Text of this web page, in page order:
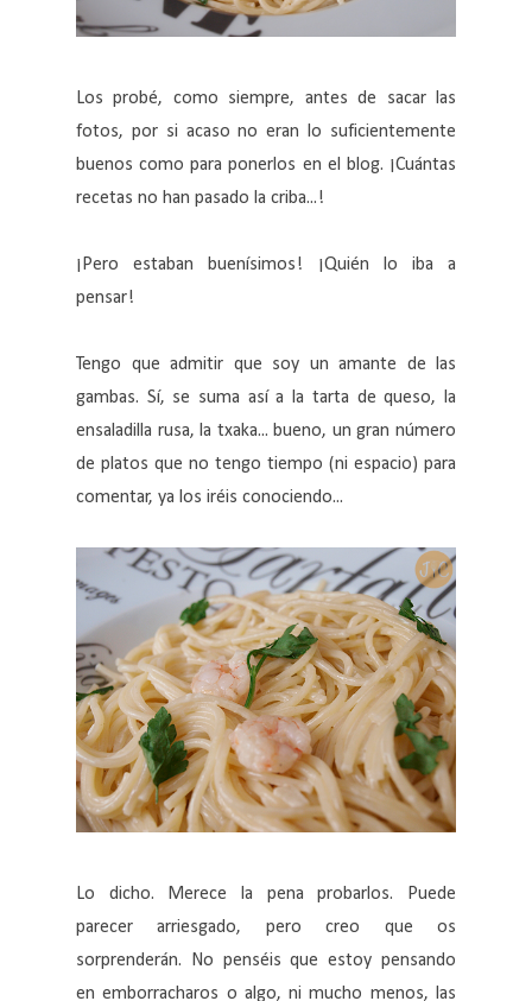
Los probé, como siempre, antes de sacar las
fotos, por si acaso no eran lo suficientemente
buenos como para ponerlos en el blog. ¡Cuántas
recetas no han pasado la criba...!
¡Pero estaban buenísimos! ¡Quién lo iba a
pensar!
Tengo que admitir que soy un amante de las
gambas. Sí, se suma así a la tarta de queso, la
ensaladilla rusa, la txaka... bueno, un gran número
de platos que no tengo tiempo (ni espacio) para
comentar, ya los iréis conociendo...
Lo dicho. Merece la pena probarlos. Puede
parecer arriesgado, pero creo que os
sorprenderán. No penséis que estoy pensando
en emborracharos o algo, ni mucho menos, las